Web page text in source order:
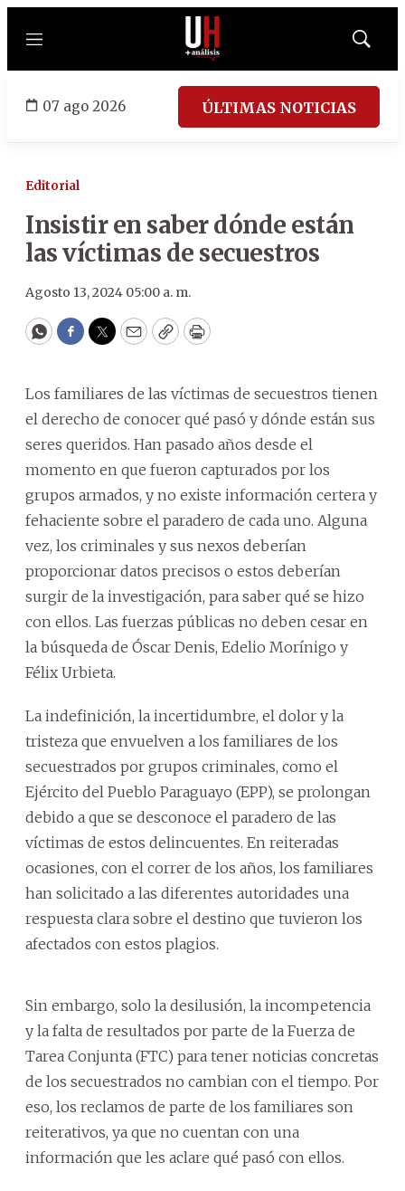
Menú
Mostrar
07 ago 2026 ÚLTIMAS NOTICIAS
Editorial
Insistir en saber dónde están
las víctimas de secuestros
Agosto 13, 2024 05:00 a. m.
WhatsApp
Facebook
Twitter
EmailCopyPrint
Los familiares de las víctimas de secuestros tienen
el derecho de conocer qué pasó y dónde están sus
seres queridos. Han pasado años desde el
momento en que fueron capturados por los
grupos armados, y no existe información certera y
fehaciente sobre el paradero de cada uno. Alguna
vez, los criminales y sus nexos deberían
proporcionar datos precisos o estos deberían
surgir de la investigación, para saber qué se hizo
con ellos. Las fuerzas públicas no deben cesar en
la búsqueda de Óscar Denis, Edelio Morínigo y
Félix Urbieta.
La indefinición, la incertidumbre, el dolor y la
tristeza que envuelven a los familiares de los
secuestrados por grupos criminales, como el
Ejército del Pueblo Paraguayo (EPP), se prolongan
debido a que se desconoce el paradero de las
víctimas de estos delincuentes. En reiteradas
ocasiones, con el correr de los años, los familiares
han solicitado a las diferentes autoridades una
respuesta clara sobre el destino que tuvieron los
afectados con estos plagios.
Sin embargo, solo la desilusión, la incompetencia
y la falta de resultados por parte de la Fuerza de
Tarea Conjunta (FTC) para tener noticias concretas
de los secuestrados no cambian con el tiempo. Por
eso, los reclamos de parte de los familiares son
reiterativos, ya que no cuentan con una
información que les aclare qué pasó con ellos.